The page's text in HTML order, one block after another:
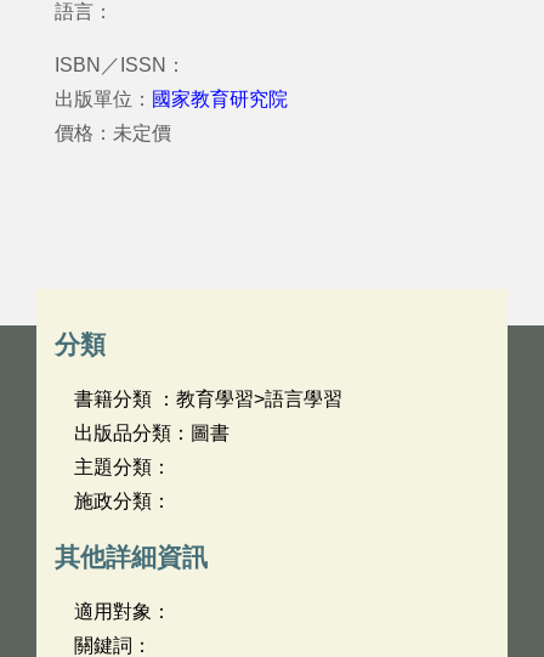
語言：
ISBN／ISSN：
出版單位： 國家教育研究院
價格：未定價
分類
書籍分類 ：教育學習>語言學習
出版品分類：圖書
主題分類：
施政分類：
其他詳細資訊
適用對象：
關鍵詞：